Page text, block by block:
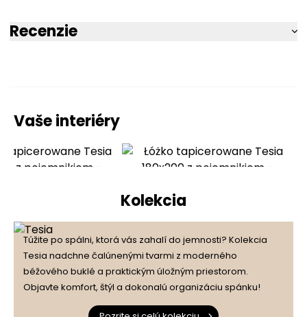
Recenzie
4.5
2počet recenzií
3
2
1
Ako zhromažďujeme recenzie?
Vaše interiéry
Kolekcia
Túžite po spálni, ktorá vás zahalí do jemnosti? Kolekcia
Tesia nadchne čalúnenými tvarmi z moderného
béžového buklé a praktickým úložným priestorom.
Objavte komfort, štýl a dokonalú organizáciu spánku!